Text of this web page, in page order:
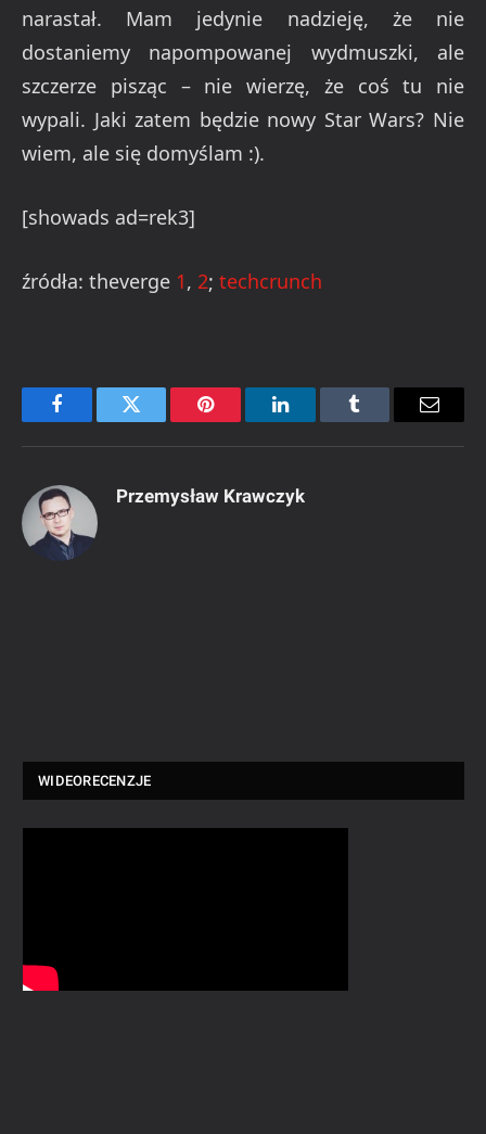
narastał. Mam jedynie nadzieję, że nie
dostaniemy napompowanej wydmuszki, ale
szczerze pisząc – nie wierzę, że coś tu nie
wypali. Jaki zatem będzie nowy Star Wars? Nie
wiem, ale się domyślam :).
[showads ad=rek3]
źródła: theverge 1, 2; techcrunch
FacebookTwitter Pinterest LinkedInTumblr Email
Przemysław Krawczyk
WIDEORECENZJE